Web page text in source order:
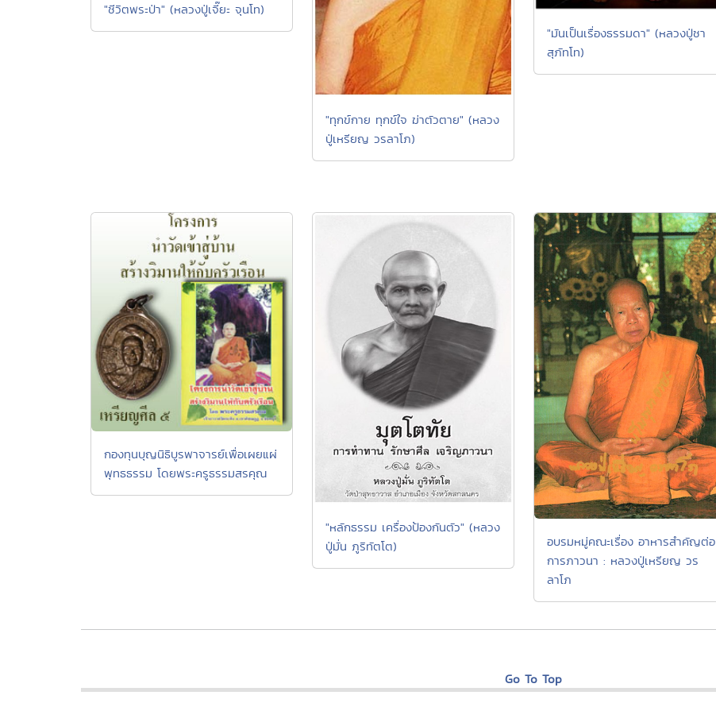
"ชีวิตพระป่า" (หลวงปู่เจี๊ยะ จุนโท)
"ทุกข์กาย ทุกข์ใจ ฆ่าตัวตาย" (หลวง
ปู่เหรียญ วรลาโภ)
"มันเป็นเรื่องธรรมดา" (หลวงปู่ชา
สุภัทโท)
กองทุนบุญนิธิบูรพาจารย์เพื่อเผยแผ่
พุทธธรรม โดยพระครูธรรมสรคุณ
"หลักธรรม เครื่องป้องกันตัว" (หลวง
ปู่มั่น ภูริทัตโต)
อบรมหมู่คณะเรื่อง อาหารสำคัญต่อ
การภาวนา : หลวงปู่เหรียญ วร
ลาโภ
Go To Top